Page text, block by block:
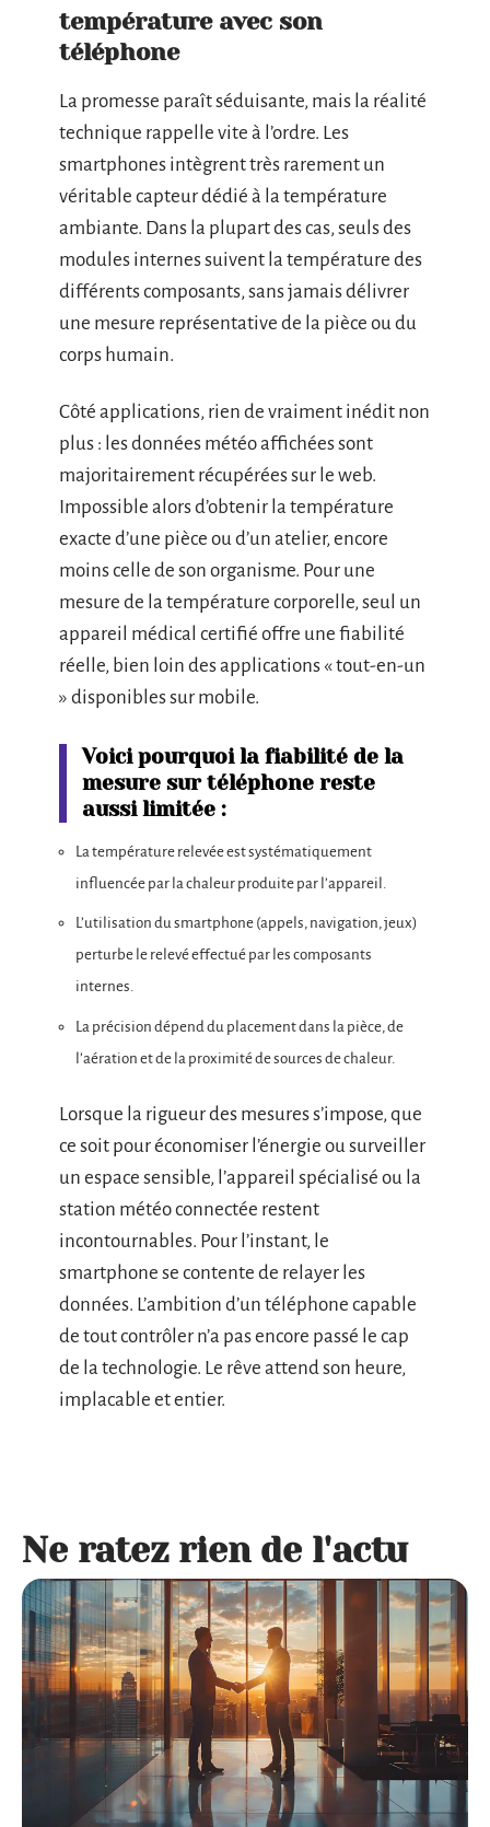
température avec son
téléphone
La promesse paraît séduisante, mais la réalité
technique rappelle vite à l’ordre. Les
smartphones intègrent très rarement un
véritable capteur dédié à la température
ambiante. Dans la plupart des cas, seuls des
modules internes suivent la température des
différents composants, sans jamais délivrer
une mesure représentative de la pièce ou du
corps humain.
Côté applications, rien de vraiment inédit non
plus : les données météo affichées sont
majoritairement récupérées sur le web.
Impossible alors d’obtenir la température
exacte d’une pièce ou d’un atelier, encore
moins celle de son organisme. Pour une
mesure de la température corporelle, seul un
appareil médical certifié offre une fiabilité
réelle, bien loin des applications « tout-en-un
» disponibles sur mobile.
Voici pourquoi la fiabilité de la
mesure sur téléphone reste
aussi limitée :
La température relevée est systématiquement
influencée par la chaleur produite par l’appareil.
L’utilisation du smartphone (appels, navigation, jeux)
perturbe le relevé effectué par les composants
internes.
La précision dépend du placement dans la pièce, de
l’aération et de la proximité de sources de chaleur.
Lorsque la rigueur des mesures s’impose, que
ce soit pour économiser l’énergie ou surveiller
un espace sensible, l’appareil spécialisé ou la
station météo connectée restent
incontournables. Pour l’instant, le
smartphone se contente de relayer les
données. L’ambition d’un téléphone capable
de tout contrôler n’a pas encore passé le cap
de la technologie. Le rêve attend son heure,
implacable et entier.
Ne ratez rien de l'actu